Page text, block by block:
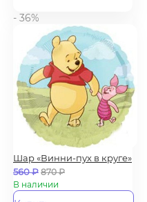
- 36%
Шар «Винни-пух в круге»
560₽ 870₽
В наличии